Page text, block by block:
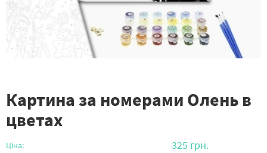
Картина за номерами Олень в
цветах
Ціна: 325 грн.